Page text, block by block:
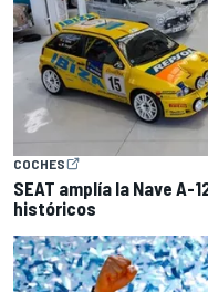
COCHES
SEAT amplía la Nave A-
históricos